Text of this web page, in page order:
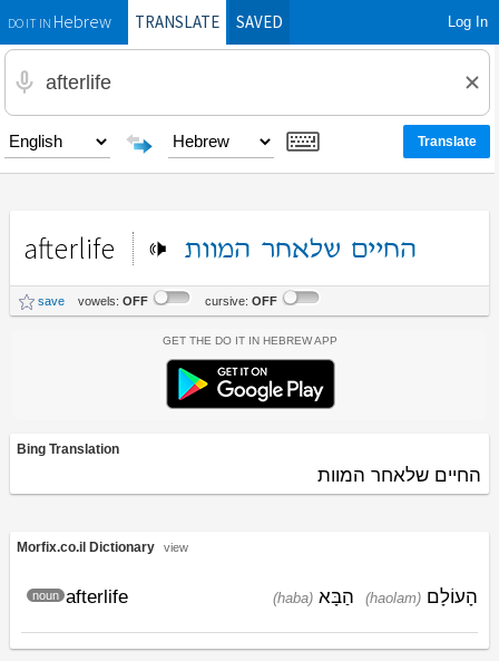
DO IT INHebrewTRANSLATE SAVED Log In
afterlife החיים שלאחר המוות
save vowels: OFF cursive: OFF
Get the Do It In Hebrew App
Bing Translation
החיים שלאחר המוות
Morfix.co.il Dictionary view
afterlife
noun (haolam) הָעוֹלָם (haba) הַבָּא